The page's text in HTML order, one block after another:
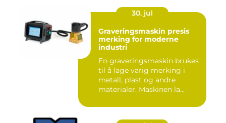
30. jul
Graveringsmaskin presis
merking for moderne
industri
En graveringsmaskin brukes
til å lage varig merking i
metall, plast og andre
materialer. Maskinen la...